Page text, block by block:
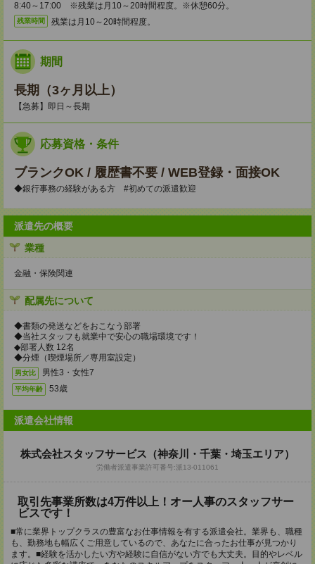
8:40～17:00 ※残業は月10～20時間程度。※休憩60分。
残業時間 残業は月10～20時間程度。
期間
長期（3ヶ月以上）
【急募】即日～長期
応募資格・条件
ブランクOK / 履歴書不要 / WEB登録・面接OK
◆銀行事務の経験がある方 #初めての派遣歓迎
派遣先の概要
業種
金融・保険関連
配属先について
◆書類の発送などをおこなう部署
◆当社スタッフも就業中で安心の職場環境です！
◆部署人数 12名
◆分煙（喫煙場所／専用室設定）
男女比 男性3・女性7
平均年齢 53歳
派遣会社情報
株式会社スタッフサービス（神奈川・千葉・埼玉エリア）
労働者派遣事業許可番号:派13-011061
取引先事業所数は4万件以上！オー人事のスタッフサー
ビスです！
■常に業界トップクラスの豊富なお仕事情報を有する派遣会社。業界も、職種
も、勤務地も幅広くご用意しているので、あなたに合ったお仕事が見つかり
ます。■経験を活かしたい方や経験に自信がない方でも大丈夫。目的やレベル